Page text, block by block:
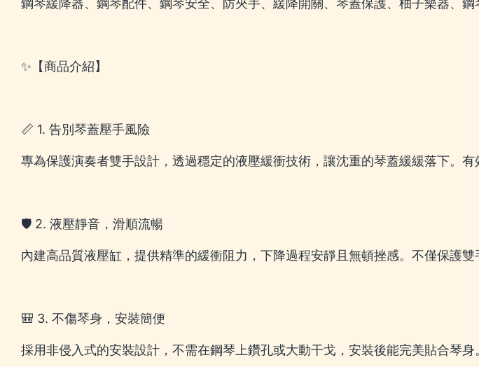
鋼琴緩降器、鋼琴配件、鋼琴安全、防夾手、緩降開關、琴蓋保護、柚子樂器、
✨【商品介紹】
📏 1. 告別琴蓋壓手風險
專為保護演奏者雙手設計，透過穩定的液壓緩衝技術，讓沈重的琴蓋緩緩落下。
🛡️ 2. 液壓靜音，滑順流暢
內建高品質液壓缸，提供精準的緩衝阻力，下降過程安靜且無頓挫感。不僅保護
🎒 3. 不傷琴身，安裝簡便
採用非侵入式的安裝設計，不需在鋼琴上鑽孔或大動干戈，安裝後能完美貼合琴